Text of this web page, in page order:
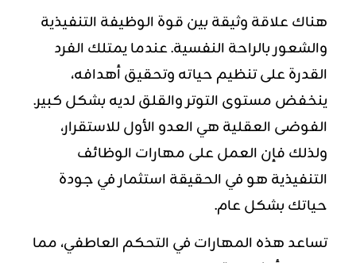
هناك علاقة وثيقة بين قوةالوظيفة التنفيذية
والشعور بالراحة النفسية. عندما يمتلك الفرد
القدرة على تنظيم حياته وتحقيق أهدافه،
ينخفض مستوى التوتر والقلق لديه بشكل كبير.
الفوضى العقلية هي العدو الأول للاستقرار،
ولذلك فإن العمل على مهارات الوظائف
التنفيذية هو في الحقيقة استثمار في جودة
حياتك بشكل عام.
تساعد هذه المهارات في التحكم العاطفي، مما